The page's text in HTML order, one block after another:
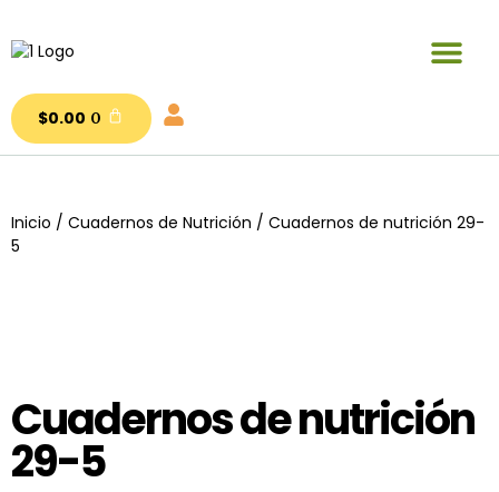
$0.00 0
Inicio / Cuadernos de Nutrición / Cuadernos de nutrición 29-
5
Cuadernos de nutrición
29-5